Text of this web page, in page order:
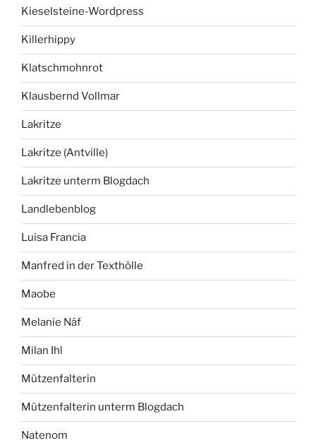
Kieselsteine-Wordpress
Killerhippy
Klatschmohnrot
Klausbernd Vollmar
Lakritze
Lakritze (Antville)
Lakritze unterm Blogdach
Landlebenblog
Luisa Francia
Manfred in der Texthölle
Maobe
Melanie Näf
Milan Ihl
Mützenfalterin
Mützenfalterin unterm Blogdach
Natenom